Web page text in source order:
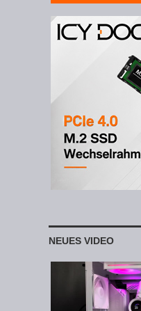
NEUES VIDEO